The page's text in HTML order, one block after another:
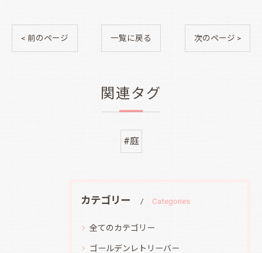
< 前のページ 一覧に戻る 次のページ >
関連タグ
#庭
カテゴリー Categories
全てのカテゴリー
ゴールデンレトリーバー